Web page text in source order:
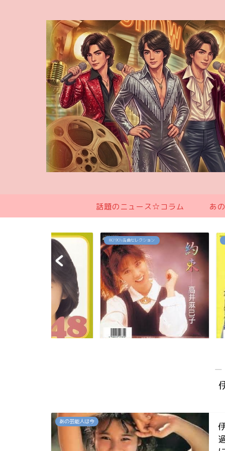
話題のニュース☆コラム あ
80`90's名曲セレクション 80`90's名曲セレクション
―
あの芸能人は今